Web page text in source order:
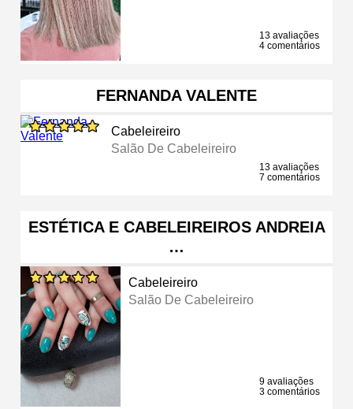
13 avaliações
4 comentários
FERNANDA VALENTE
Cabeleireiro
Salão De Cabeleireiro
13 avaliações
7 comentários
ESTÉTICA E CABELEIREIROS ANDREIA
…
Cabeleireiro
Salão De Cabeleireiro
9 avaliações
3 comentários